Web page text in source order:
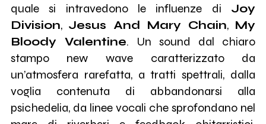
quale si intravedono le influenze di Joy
Division, Jesus And Mary Chain, My
Bloody Valentine. Un sound dal chiaro
stampo new wave caratterizzato da
un’atmosfera rarefatta, a tratti spettrali, dalla
voglia contenuta di abbandonarsi alla
psichedelia, da linee vocali che sprofondano nel